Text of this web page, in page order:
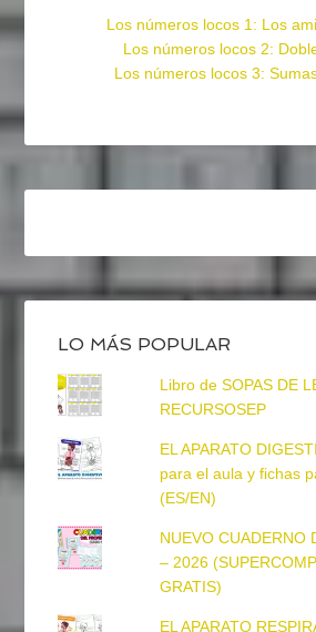
Los números locos 1: Los
Los números locos 2:
Los números locos 3:
LO MÁS POPULAR
Libro de SOPAS DE
RECURSOSEP
EL APARATO
para el aula y fichas
(ES/EN)
NUEVO CUADERNO
– 2026
GRATIS)
EL APARATO